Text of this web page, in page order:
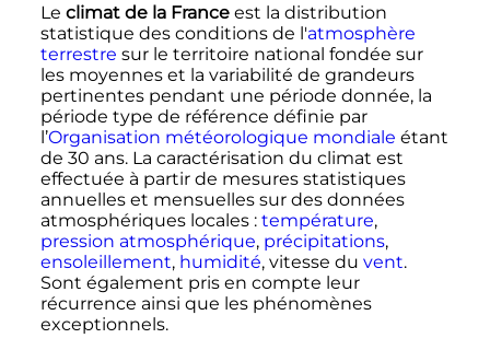
Le climat de la Franceest la distribution
statistique des conditions de l'atmosphère
terrestre sur le territoire national fondée sur
les moyennes et la variabilité de grandeurs
pertinentes pendant une période donnée, la
période type de référence définie par
l’Organisation météorologique mondiale étant
de 30 ans. La caractérisation du climat est
effectuée à partir de mesures statistiques
annuelles et mensuelles sur des données
atmosphériques locales : température,
pression atmosphérique, précipitations,
ensoleillement, humidité, vitesse du vent.
Sont également pris en compte leur
récurrence ainsi que les phénomènes
exceptionnels.